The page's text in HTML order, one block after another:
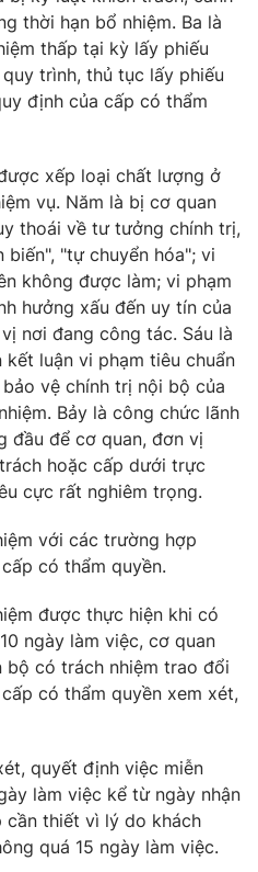
thời hạn bổ nhiệm. Ba là
thấp tại kỳ lấy phiếu
trình, thủ tục lấy phiếu
định của cấp có thẩm
xếp loại chất lượng ở
vụ. Năm là bị cơ quan
thoái về tư tưởng chính trị,
"tự chuyển hóa"; vi
không được làm; vi phạm
hưởng xấu đến uy tín của
nơi đang công tác. Sáu là
luận vi phạm tiêu chuẩn
vệ chính trị nội bộ của
Bảy là công chức lãnh
đầu để cơ quan, đơn vị
hoặc cấp dưới trực
cực rất nghiêm trọng.
với các trường hợp
có thẩm quyền.
được thực hiện khi có
ngày làm việc, cơ quan
có trách nhiệm trao đổi
có thẩm quyền xem xét,
quyết định việc miễn
làm việc kể từ ngày nhận
cần thiết vì lý do khách
quá 15 ngày làm việc.